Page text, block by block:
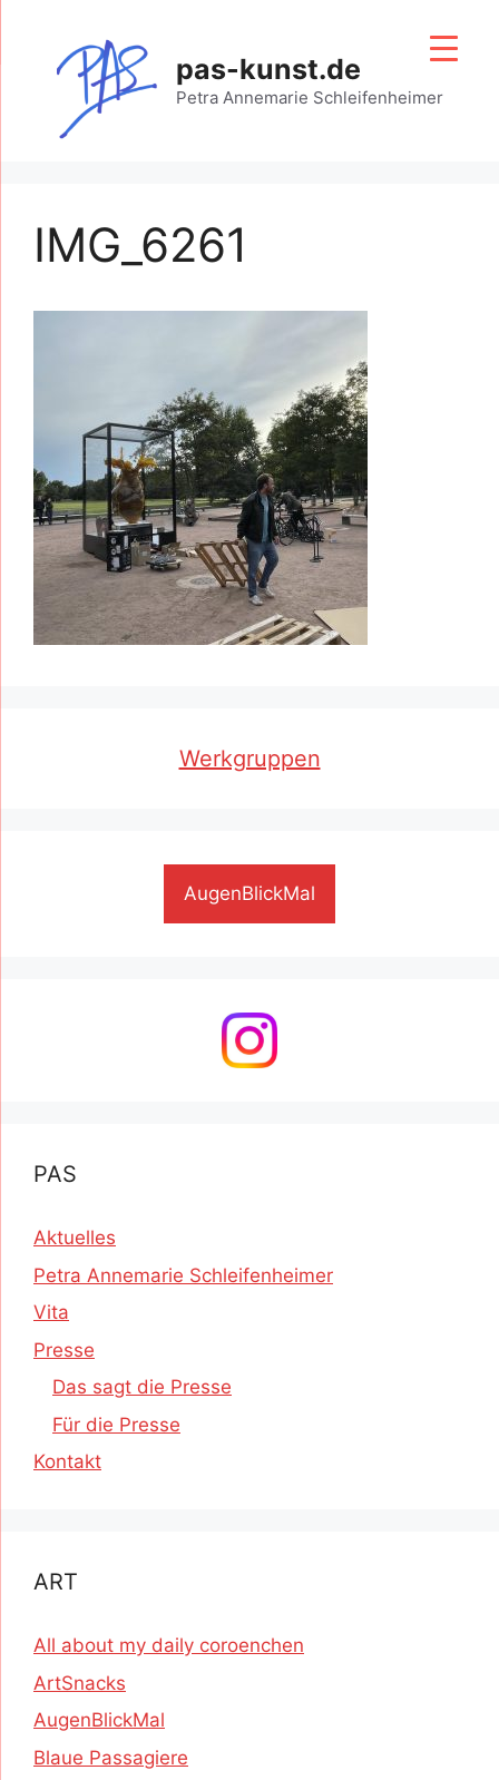
springen
pas-kunst.de
Petra Annemarie Schleifenheimer
IMG_6261
Werkgruppen
AugenBlickMal
PAS
Aktuelles
Petra Annemarie Schleifenheimer
Vita
Presse
Das sagt die Presse
Für die Presse
Kontakt
ART
All about my daily coroenchen
ArtSnacks
AugenBlickMal
Blaue Passagiere